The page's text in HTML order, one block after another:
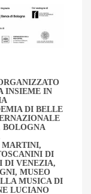
INSIEME IN
DI BELLE
MARTINI,
DI
DI VENEZIA,
MUSEO
MUSICA DI
LUCIANO